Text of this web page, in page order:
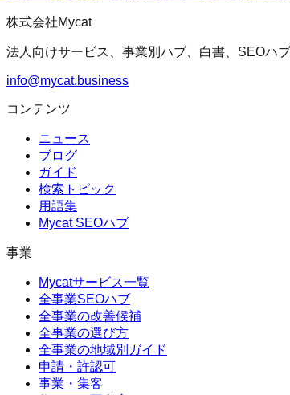
株式会社Mycat
法人向けサービス、事業別ハブ、白書、SEOハ
info@mycat.business
コンテンツ
ニュース
ブログ
ガイド
検索トピック
用語集
Mycat SEOハブ
事業
Mycatサービス一覧
全事業SEOハブ
全事業の改善候補
全事業の選び方
全事業の地域別ガイド
申請・許認可
事業・集客